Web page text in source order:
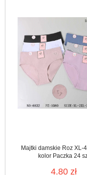
Majtki damskie Roz XL-
kolor Paczka 24
4.80 zł